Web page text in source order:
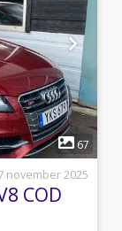
67
november 2025
COD